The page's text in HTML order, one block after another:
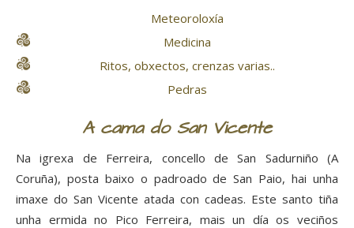
Meteoroloxía
Medicina
Ritos, obxectos, crenzas varias..
Pedras
A cama do San Vicente
Na igrexa de Ferreira, concello de San Sadurniño (A
Coruña), posta baixo o padroado de San Paio, hai unha
imaxe do San Vicente atada con cadeas. Este santo tiña
unha ermida no Pico Ferreira, mais un día os veciños